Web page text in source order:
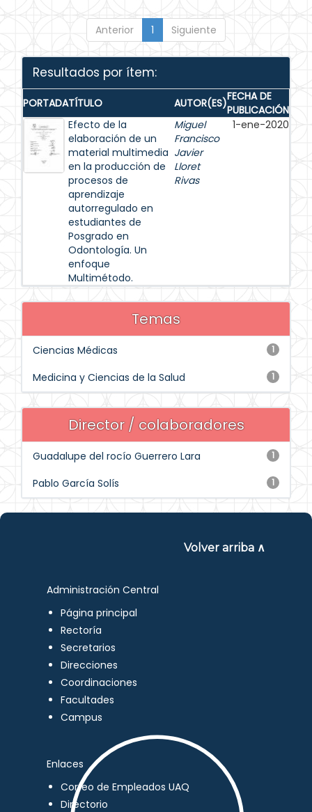
Anterior 1 Siguiente
Resultados por ítem:
PORTADATÍTULO AUTOR(ES)FECHA DE
PUBLICACIÓN
Efecto de la
elaboración de un
material multimedia
en la producción de
procesos de
aprendizaje
autorregulado en
estudiantes de
Posgrado en
Odontología. Un
enfoque
Multimétodo.
Miguel
Francisco
Javier
Lloret
Rivas
1-ene-2020
Temas
1
Ciencias Médicas
1
Medicina y Ciencias de la Salud
Director / colaboradores
1
Guadalupe del rocío Guerrero Lara
1
Pablo García Solís
Volver arriba ∧
Administración Central
Página principal
Rectoría
Secretarios
Direcciones
Coordinaciones
Facultades
Campus
Enlaces
Correo de Empleados UAQ
Directorio